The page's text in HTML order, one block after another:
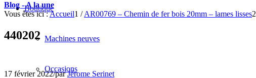
Boutique
Machines neuves
Occasions
Blog - A la une
Vous êtes ici :Accueil1 / AR00769 – Chemin de fer bois 20mm – lames lisses2
440202
17 février 2022/parJérome Serinet